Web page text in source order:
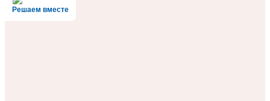
Решаем вместе